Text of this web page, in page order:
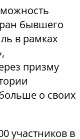
бывшего
в рамках
призму
о своих
участников в